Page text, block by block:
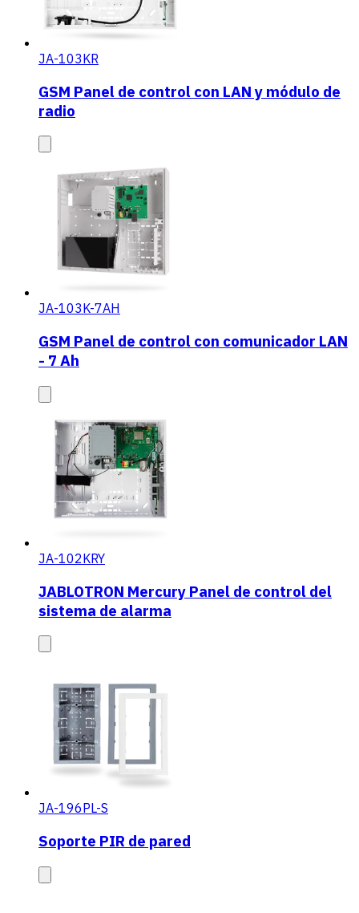
JA-103KR
GSM Panel de control con LAN y módulo de
radio
JA-103K-7AH
GSM Panel de control con comunicador LAN
- 7 Ah
JA-102KRY
JABLOTRON Mercury Panel de control del
sistema de alarma
JA-196PL-S
Soporte PIR de pared